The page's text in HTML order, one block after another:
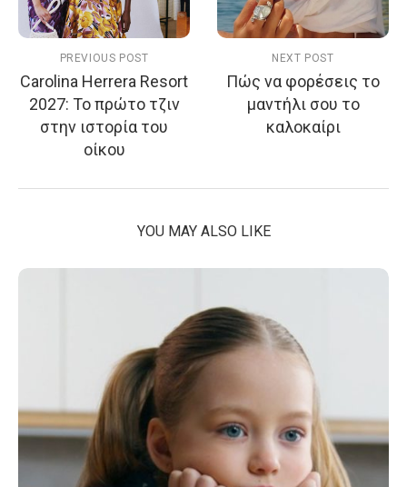
PREVIOUS POST
Carolina Herrera Resort
2027: Το πρώτο τζιν
στην ιστορία του
οίκου
NEXT POST
Πώς να φορέσεις το
μαντήλι σου το
καλοκαίρι
YOU MAY ALSO LIKE